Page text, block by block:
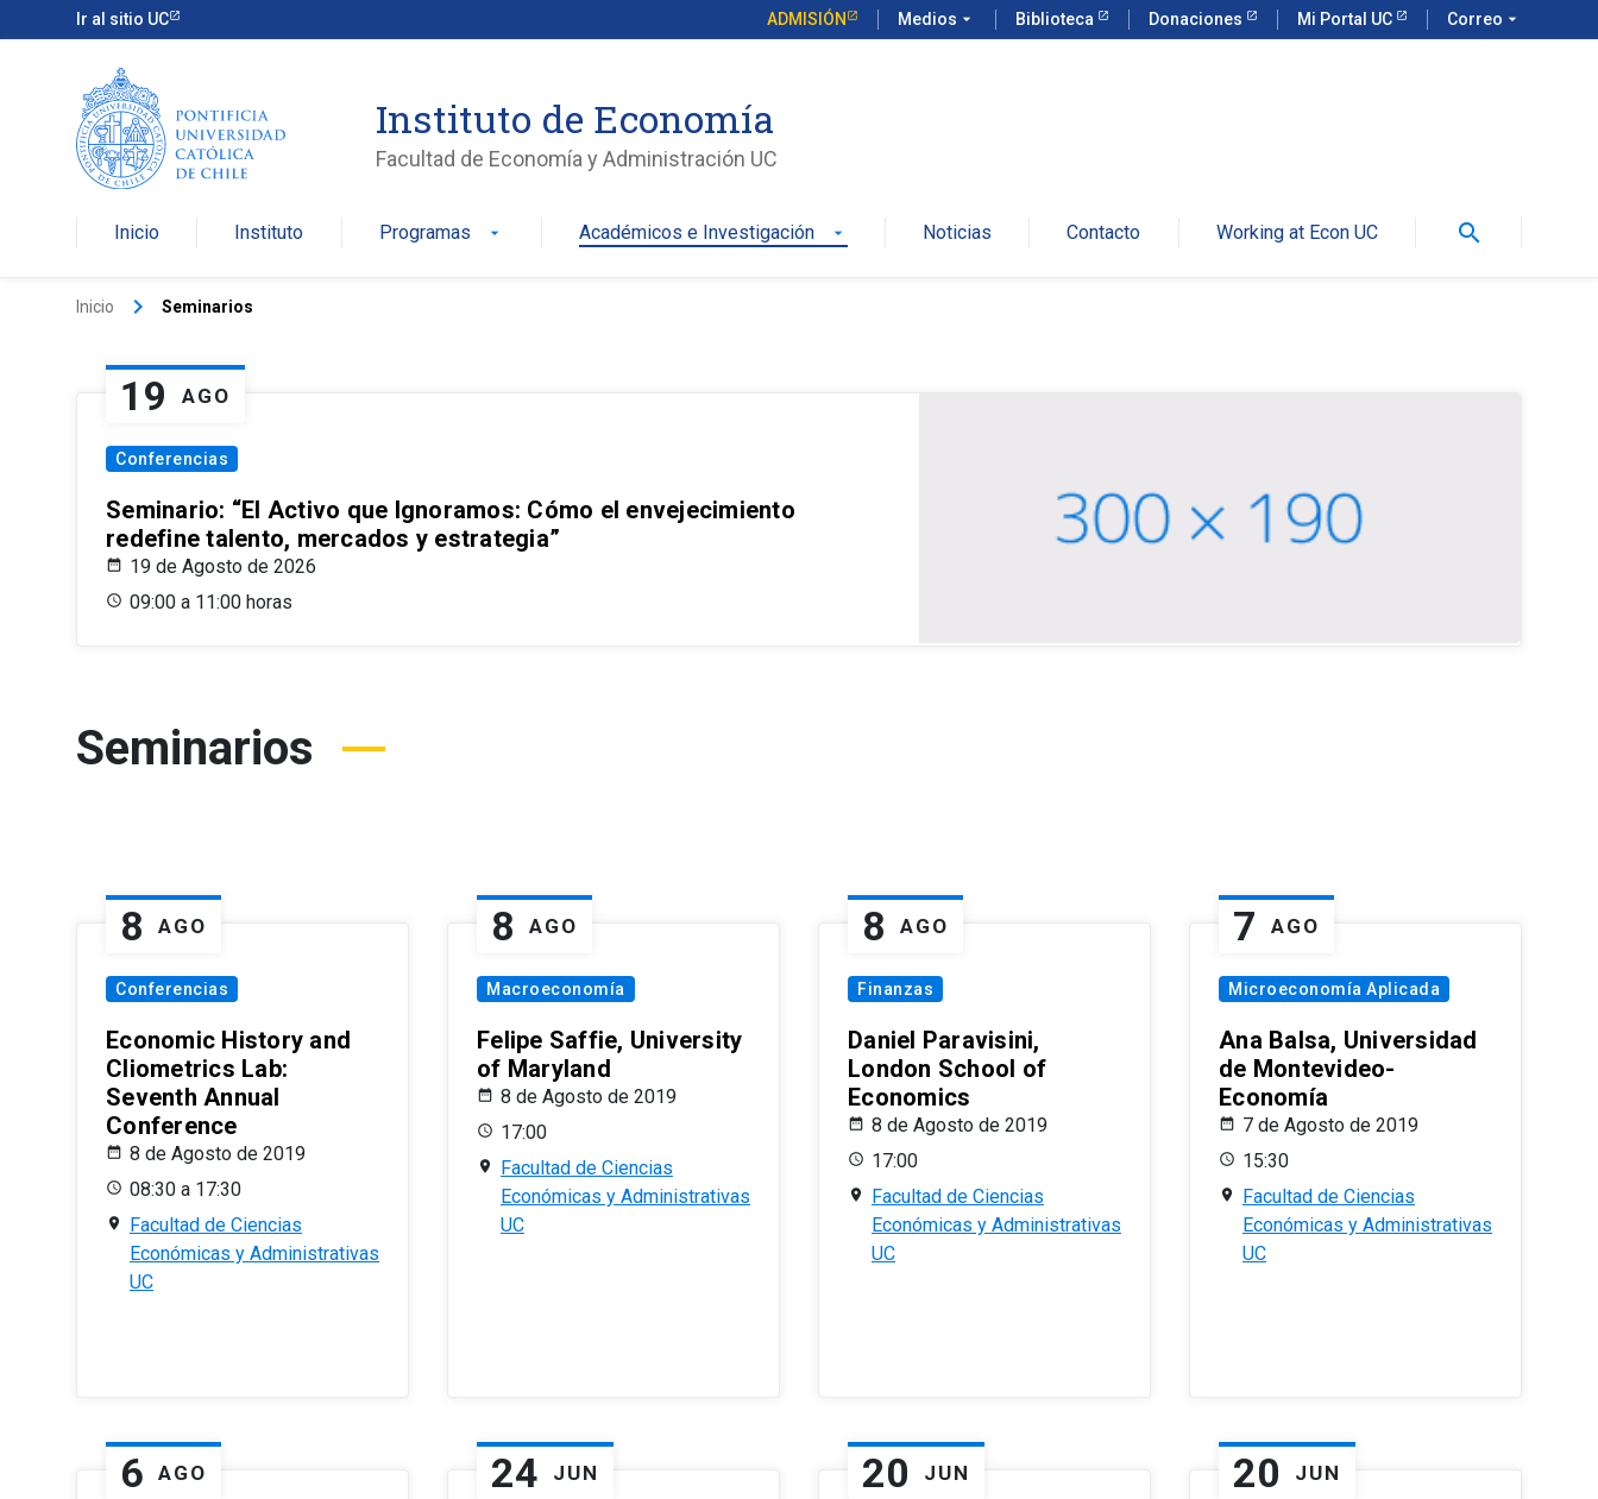
Ir al sitio UC ADMISIÓN Medios arrow_drop_down Biblioteca Donaciones Mi Portal UC Correo arrow_drop_down
Instituto de Economía
Facultad de Economía y Administración UC
Inicio Instituto Programas arrow_drop_down Académicos e Investigación arrow_drop_down Noticias Contacto Working at Econ UC search
Inicio keyboard_arrow_right Seminarios
19 AGO
Conferencias
Seminario: “El Activo que Ignoramos: Cómo el envejecimiento
redefine talento, mercados y estrategia”
19 de Agosto de 2026
09:00 a 11:00 horas
Seminarios
8 AGO
Conferencias
Economic History and
Cliometrics Lab:
Seventh Annual
Conference
8 de Agosto de 2019
08:30 a 17:30
Facultad de Ciencias
Económicas y Administrativas
UC
8 AGO
Macroeconomía
Felipe Saffie, University
of Maryland
8 de Agosto de 2019
17:00
Facultad de Ciencias
Económicas y Administrativas
UC
8 AGO
Finanzas
Daniel Paravisini,
London School of
Economics
8 de Agosto de 2019
17:00
Facultad de Ciencias
Económicas y Administrativas
UC
7 AGO
Microeconomía Aplicada
Ana Balsa, Universidad
de Montevideo-
Economía
7 de Agosto de 2019
15:30
Facultad de Ciencias
Económicas y Administrativas
UC
6 AGO 24 JUN 20 JUN 20 JUN